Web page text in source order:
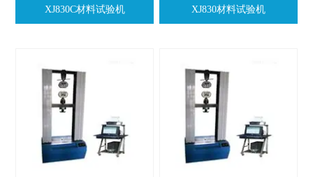
XJ830C材料试验机 XJ830材料试验机